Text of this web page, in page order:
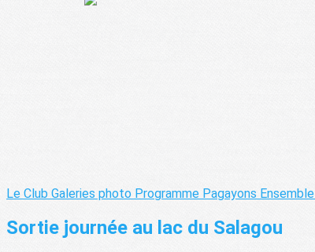
Le Club Galeries photo Programme Pagayons Ensemble
Sortie journée au lac du Salagou